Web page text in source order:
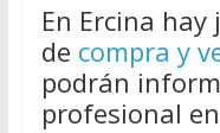
En Ercina
de compra y
podrán
profesional